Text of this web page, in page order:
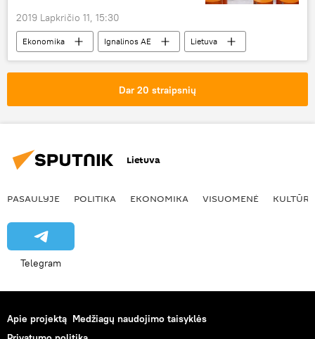
2019 Lapkričio 11, 15:30
Ekonomika Ignalinos AE Lietuva
Dar 20 straipsnių
Lietuva
PASAULYJE POLITIKA EKONOMIKA VISUOMENĖ KULTŪRA
Telegram
Apie projektą Medžiagų naudojimo taisyklės